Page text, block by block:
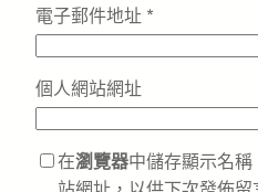
電子郵件地址 *
個人網站網址
在瀏覽器中儲存顯示名